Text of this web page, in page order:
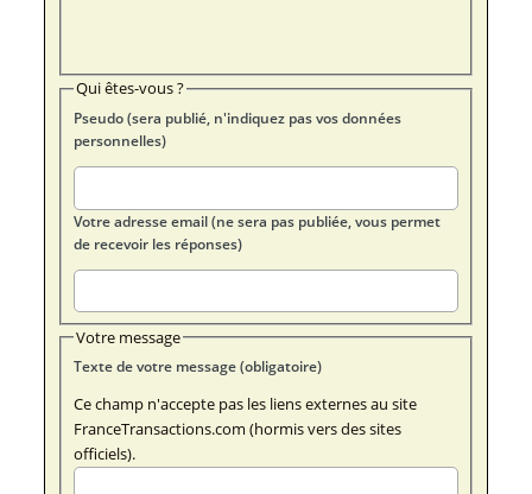
Qui êtes-vous ?
Pseudo (sera publié, n'indiquez pas vos données
personnelles)
Votre adresse email (ne sera pas publiée, vous permet
de recevoir les réponses)
Votre message
Texte de votre message (obligatoire)
Ce champ n'accepte pas les liens externes au site
FranceTransactions.com (hormis vers des sites
officiels).